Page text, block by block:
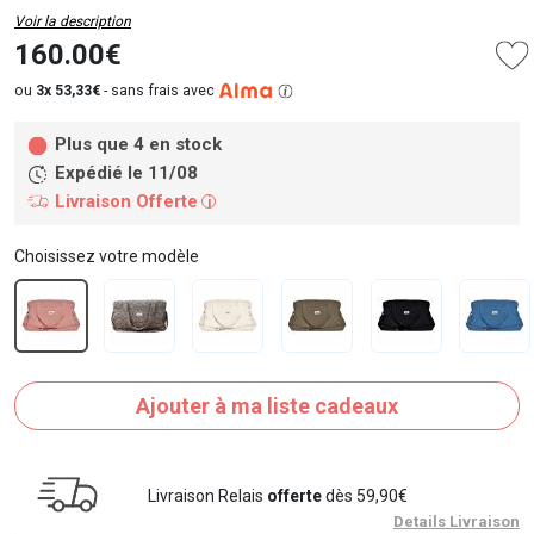
Voir la description
160.00€
ou 3x 53,33€ - sans frais avec
Plus que 4 en stock
Expédié le 11/08
Livraison Offerte
i
Choisissez votre modèle
Ajouter à ma liste cadeaux
Livraison Relais offertedès 59,90€
Details Livraison